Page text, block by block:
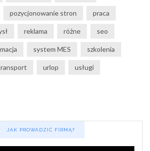
pozycjonowanie stron praca
reklama różne seo
system MES szkolenia
urlop usługi
JAK PROWADZIĆ FIRMĄ?